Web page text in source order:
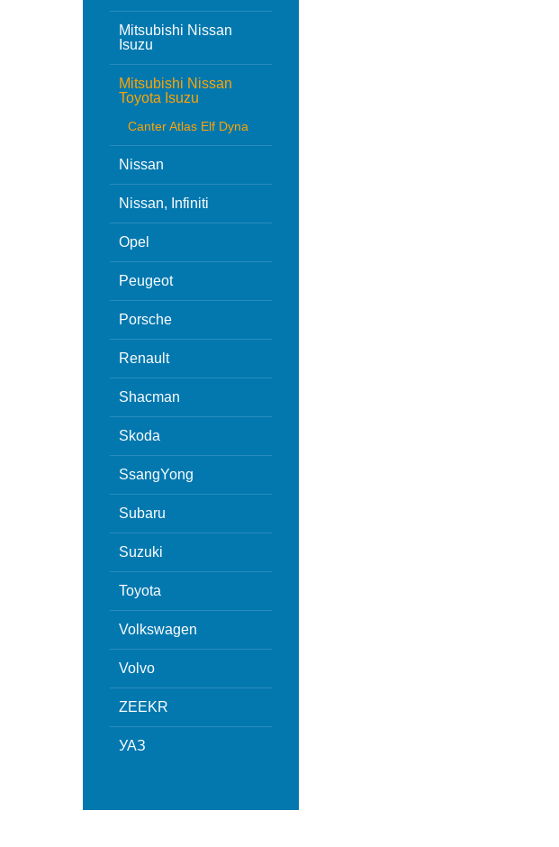
Mitsubishi Nissan
Isuzu
Mitsubishi Nissan
Toyota Isuzu
Canter Atlas Elf Dyna
Nissan
Nissan, Infiniti
Opel
Peugeot
Porsche
Renault
Shacman
Skoda
SsangYong
Subaru
Suzuki
Toyota
Volkswagen
Volvo
ZEEKR
УАЗ